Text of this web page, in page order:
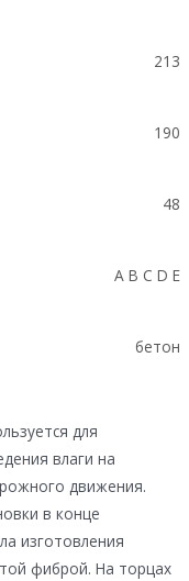
213
190
48
A B C D E
бетон
для
влаги на
движения.
в конце
изготовления
фиброй. На торцах